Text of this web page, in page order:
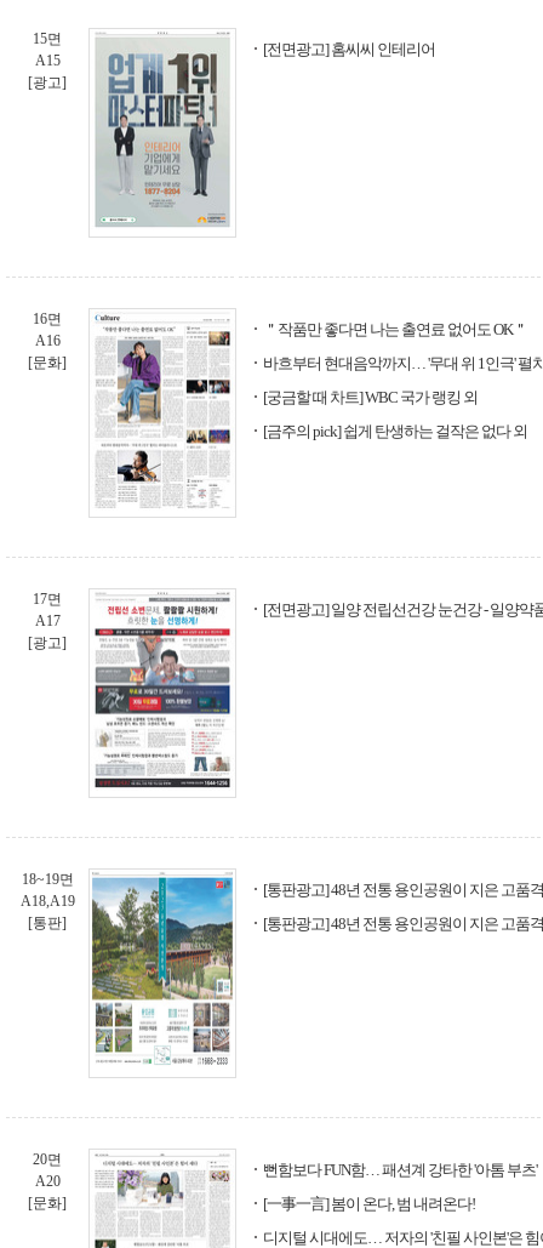
15면
A15
[광고]
[전면광고] 홈씨씨 인테리어
16면
A16
[문화]
＂작품만 좋다면 나는 출연료 없어도 OK＂
바흐부터 현대음악까지… '무대 위 1인극' 펼
[궁금할 때 차트] WBC 국가 랭킹 외
[금주의 pick] 쉽게 탄생하는 걸작은 없다 외
17면
A17
[광고]
[전면광고] 일양 전립선건강 눈건강 - 일양약
18~19면
A18,A19
[통판]
[통판광고] 48년 전통 용인공원이 지은 고품
[통판광고] 48년 전통 용인공원이 지은 고품
20면
A20
[문화]
뻔함보다 FUN함… 패션계 강타한 '아톰 부츠'
[一事一言] 봄이 온다, 범 내려온다!
디지털 시대에도… 저자의 '친필 사인본'은 힘